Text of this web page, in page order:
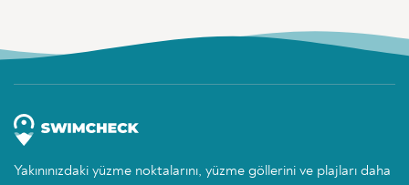
Yakınınızdaki yüzme noktalarını, yüzme göllerini ve plajları daha